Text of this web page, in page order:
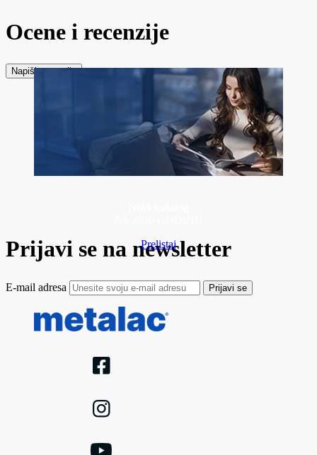
Ocene i recenzije
Napiši recenziju
Prelistaj
Prijavi se na newsletter
E-mail adresa Prijavi se